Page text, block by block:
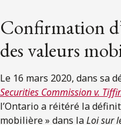
Confirmation
des valeurs
Le 16 mars 2020, dans sa
Securities Commission v.
l’Ontario a réitéré la
mobilière » dans laLoi sur